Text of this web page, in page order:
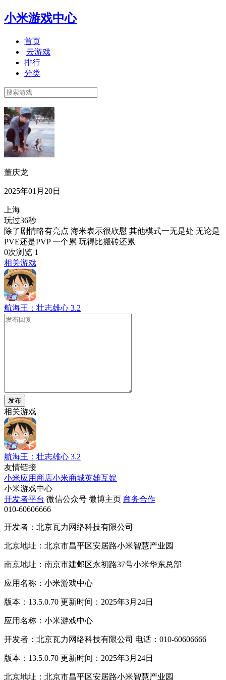
小米游戏中心
首页
云游戏
排行
分类
董庆龙
2025年01月20日
上海
玩过36秒
除了剧情略有亮点 海米表示很欣慰 其他模式一无是处 无论是
PVE还是PVP 一个累 玩得比搬砖还累
0次浏览 1
相关游戏
航海王：壮志雄心 3.2
发布
相关游戏
航海王：壮志雄心 3.2
友情链接
小米应用商店小米商城英雄互娱
小米游戏中心
开发者平台 微信公众号 微博主页 商务合作
010-60606666
开发者：北京瓦力网络科技有限公司
北京地址：北京市昌平区安居路小米智慧产业园
南京地址：南京市建邺区永初路37号小米华东总部
应用名称：小米游戏中心
版本：13.5.0.70 更新时间：2025年3月24日
应用名称：小米游戏中心
开发者：北京瓦力网络科技有限公司 电话：010-60606666
版本：13.5.0.70 更新时间：2025年3月24日
北京地址：北京市昌平区安居路小米智慧产业园